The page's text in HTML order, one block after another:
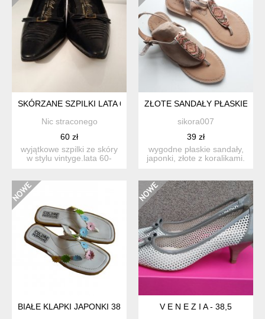
SKÓRZANE SZPILKI LATA 60-TE.
Nic straconego
60 zł
wyjątkowe szpilki ze skóry
w stylu vintyge.lata 60-
ZŁOTE SANDAŁY PŁASKIE
sikora007
39 zł
wygodne płaskie sandały,
japonki, złote z koralikami.
BIAŁE KLAPKI JAPONKI 38 V E N E Z I A - 38,5